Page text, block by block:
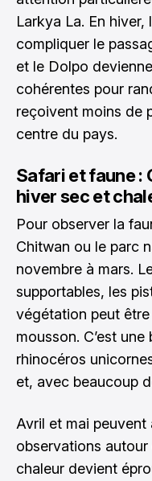
Larkya La. En
compliquer le
et le Dolpo
cohérentes pour
reçoivent moins de
centre du pays.
Safari et faune :
hiver sec et
Pour observer la
Chitwan ou le parc
novembre à mars.
supportables, les
végétation peut être
mousson. C’est
rhinocéros
et, avec beaucoup
Avril et mai peuvent
observations autour
chaleur devient